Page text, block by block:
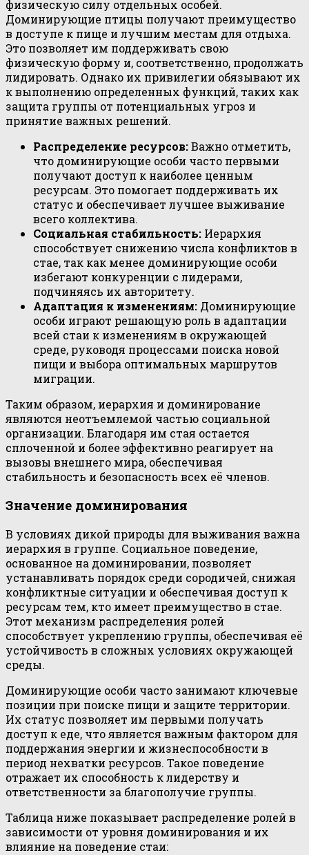
физическую силу отдельных особей.
Доминирующие птицы получают преимущество
в доступе к пище и лучшим местам для отдыха.
Это позволяет им поддерживать свою
физическую форму и, соответственно, продолжать
лидировать. Однако их привилегии обязывают их
к выполнению определенных функций, таких как
защита группы от потенциальных угроз и
принятие важных решений.
Распределение ресурсов:Важно отметить,
что доминирующие особи часто первыми
получают доступ к наиболее ценным
ресурсам. Это помогает поддерживать их
статус и обеспечивает лучшее выживание
всего коллектива.
Социальная стабильность: Иерархия
способствует снижению числа конфликтов в
стае, так как менее доминирующие особи
избегают конкуренции с лидерами,
подчиняясь их авторитету.
Адаптация к изменениям: Доминирующие
особи играют решающую роль в адаптации
всей стаи к изменениям в окружающей
среде, руководя процессами поиска новой
пищи и выбора оптимальных маршрутов
миграции.
Таким образом, иерархия и доминирование
являются неотъемлемой частью социальной
организации. Благодаря им стая остается
сплоченной и более эффективно реагирует на
вызовы внешнего мира, обеспечивая
стабильность и безопасность всех её членов.
Значение доминирования
В условиях дикой природы для выживания важна
иерархия в группе. Социальное поведение,
основанное на доминировании, позволяет
устанавливать порядок среди сородичей, снижая
конфликтные ситуации и обеспечивая доступ к
ресурсам тем, кто имеет преимущество в стае.
Этот механизм распределения ролей
способствует укреплению группы, обеспечивая её
устойчивость в сложных условиях окружающей
среды.
Доминирующие особи часто занимают ключевые
позиции при поиске пищи и защите территории.
Их статус позволяет им первыми получать
доступ к еде, что является важным фактором для
поддержания энергии и жизнеспособности в
период нехватки ресурсов. Такое поведение
отражает их способность к лидерству и
ответственности за благополучие группы.
Таблица ниже показывает распределение ролей в
зависимости от уровня доминирования и их
влияние на поведение стаи: